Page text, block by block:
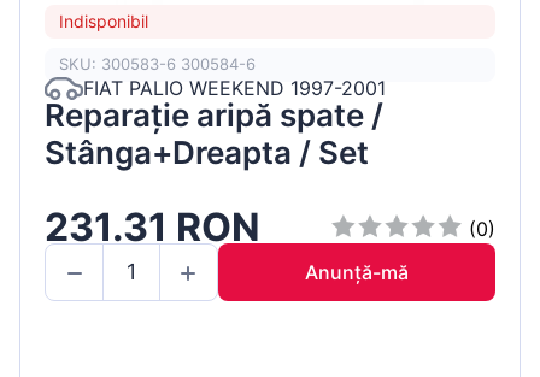
Indisponibil
SKU: 300583-6 300584-6
FIAT PALIO WEEKEND 1997-2001
Reparație aripă spate /
Stânga+Dreapta / Set
231.31 RON
(0)
Anunță-mă